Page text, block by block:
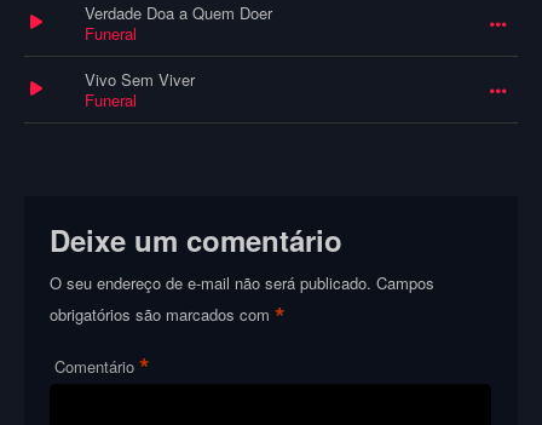
Verdade Doa a Quem Doer
Funeral
Vivo Sem Viver
Funeral
Deixe um comentário
O seu endereço de e-mail não será publicado. Campos
obrigatórios são marcados com*
Comentário *